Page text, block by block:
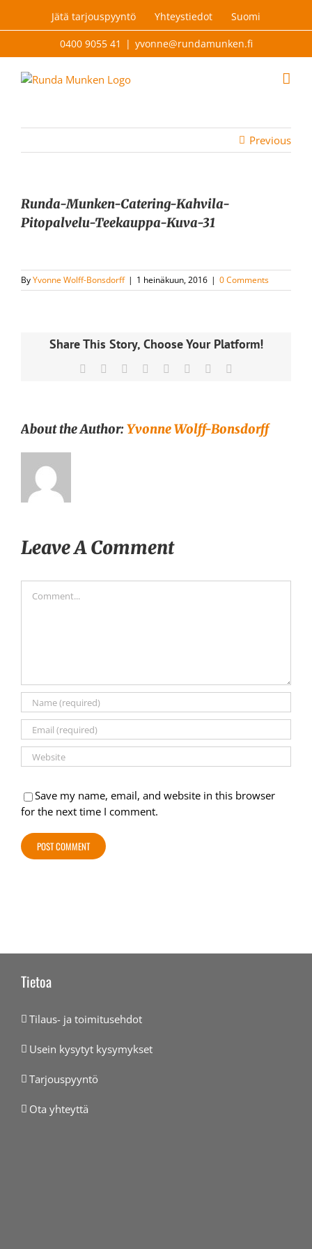
Jätä tarjouspyyntö Yhteystiedot Suomi
0400 9055 41 | yvonne@rundamunken.fi
Previous
Runda-Munken-Catering-Kahvila-
Pitopalvelu-Teekauppa-Kuva-31
ByYvonne Wolff-Bonsdorff | 1 heinäkuun, 2016 | 0 Comments
Share This Story, Choose Your Platform!
Facebook Reddit LinkedIn
TumblrPinterest
About the Author:Yvonne Wolff-Bonsdorff
Leave A Comment
Save my name, email, and website in this browser
for the next time I comment.
Tietoa
Tilaus- ja toimitusehdot
Usein kysytyt kysymykset
Tarjouspyyntö
Ota yhteyttä